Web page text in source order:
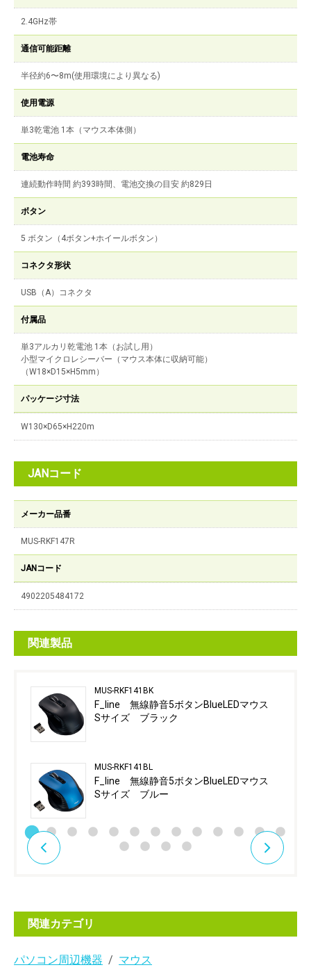
2.4GHz帯
通信可能距離
半径約6〜8m(使用環境により異なる)
使用電源
単3乾電池 1本（マウス本体側）
電池寿命
連続動作時間 約393時間、電池交換の目安 約829日
ボタン
5 ボタン（4ボタン+ホイールボタン）
コネクタ形状
USB（A）コネクタ
付属品
単3アルカリ乾電池 1本（お試し用）
小型マイクロレシーバー（マウス本体に収納可能）
（W18×D15×H5mm）
パッケージ寸法
W130×D65×H220m
JANコード
メーカー品番
MUS-RKF147R
JANコード
4902205484172
関連製品
MUS-RKF141BK
F_line 無線静音5ボタンBlueLEDマウス
Sサイズ ブラック
MUS-RKF141BL
F_line 無線静音5ボタンBlueLEDマウス
Sサイズ ブルー
関連カテゴリ
パソコン周辺機器
マウス